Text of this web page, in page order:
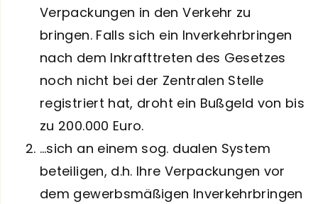
Verpackungen in den Verkehr zu
bringen. Falls sich ein Inverkehrbringen
nach dem Inkrafttreten des Gesetzes
noch nicht bei der Zentralen Stelle
registriert hat, droht ein Bußgeld von bis
zu 200.000 Euro.
…sich an einem sog. dualen System
beteiligen, d.h. Ihre Verpackungen vor
dem gewerbsmäßigen Inverkehrbringen